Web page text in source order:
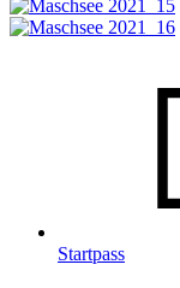
Startpass